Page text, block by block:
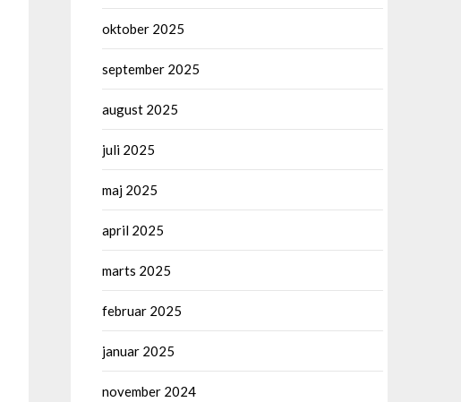
oktober 2025
september 2025
august 2025
juli 2025
maj 2025
april 2025
marts 2025
februar 2025
januar 2025
november 2024